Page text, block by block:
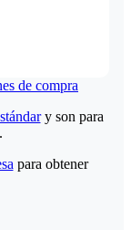
de compra
y son para
para obtener